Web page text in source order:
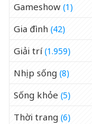
Gameshow (1)
Gia đình (42)
Giải trí(1.959)
Nhịp sống (8)
Sống khỏe (5)
Thời trang (6)